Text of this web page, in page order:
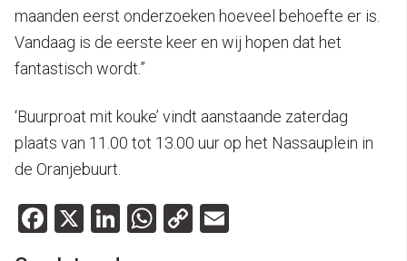
maanden eerst onderzoeken hoeveel behoefte er is.
Vandaag is de eerste keer en wij hopen dat het
fantastisch wordt.”
‘Buurproat mit kouke’ vindt aanstaande zaterdag
plaats van 11.00 tot 13.00 uur op het Nassauplein in
de Oranjebuurt.
Facebook
X LinkedIn
WhatsApp
Copy